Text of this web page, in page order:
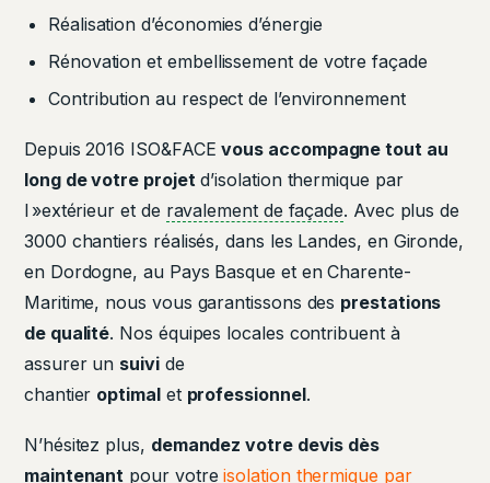
Réalisation d’économies d’énergie
Rénovation et embellissement de votre façade
Contribution au respect de l’environnement
Depuis 2016 ISO&FACEvous accompagne tout au
long de votre projetd’isolation thermique par
l »extérieur et de ravalement de façade. Avec plus de
3000 chantiers réalisés, dans les Landes, en Gironde,
en Dordogne, au Pays Basque et en Charente-
Maritime, nous vous garantissons des prestations
de qualité. Nos équipes locales contribuent à
assurer un suivide
chantier optimalet professionnel.
N’hésitez plus, demandez votre devis dès
maintenant pour votreisolation thermique par